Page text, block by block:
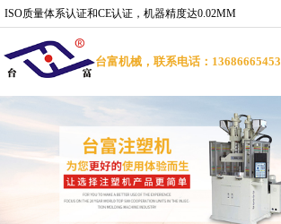
ISO质量体系认证和CE认证，机器精度达0.02MM
台富机械，联系电话：13686665453